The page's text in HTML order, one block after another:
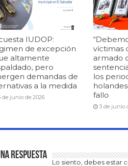
IUDOP:
de excepción
altamente
pero
demandas de
a la medida
de junio de 2026
víctimas
armado
los
fallo
3 de junio
respuesta
Lo siento, debes estar